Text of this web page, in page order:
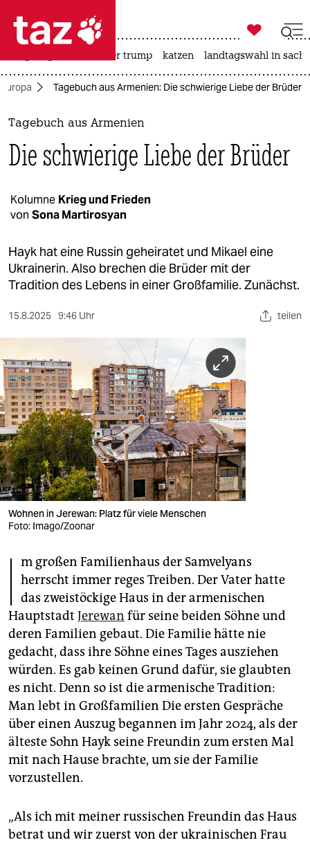
 taz zahl ich
taz zahl ich
themen
politik
gesellschaft
kultur
sport
berlin
nord
wahrheit
verlag
verlag
veranstaltungen
shop
fragen & hilfe
abo
genossenschaft
epaper login

taz zahl ich
usa unter trump katzen landtagswahl in
Europa Tagebuch aus Armenien: Die schwierige Liebe der Brüder
Tagebuch aus Armenien
Die schwierige Liebe der Brüder
Kolumne Krieg und Frieden
von Sona Martirosyan
Hayk hat eine Russin geheiratet und Mikael eine
Ukrainerin. Also brechen die Brüder mit der
Tradition des Lebens in einer Großfamilie. Zunächst.
15.8.2025 9:46 Uhr teilen
Wohnen in Jerewan: Platz für viele Menschen
Foto: Imago/Zoonar
I m großen Familienhaus der Samvelyans
herrscht immer reges Treiben. Der Vater hatte
das zweistöckige Haus in der armenischen
Hauptstadt Jerewan für seine beiden Söhne und
deren Familien gebaut. Die Familie hätte nie
gedacht, dass ihre Söhne eines Tages ausziehen
würden. Es gab keinen Grund dafür, sie glaubten
es nicht. Denn so ist die armenische Tradition:
Man lebt in Großfamilien Die ersten Gespräche
über einen Auszug begannen im Jahr 2024, als der
älteste Sohn Hayk seine Freundin zum ersten Mal
mit nach Hause brachte, um sie der Familie
vorzustellen.
„Als ich mit meiner russischen Freundin das Haus
betrat und wir zuerst von der ukrainischen Frau